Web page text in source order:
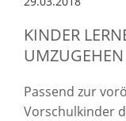
KINDER
UMZUGEHEN
Passend zur
Vorschulkinder